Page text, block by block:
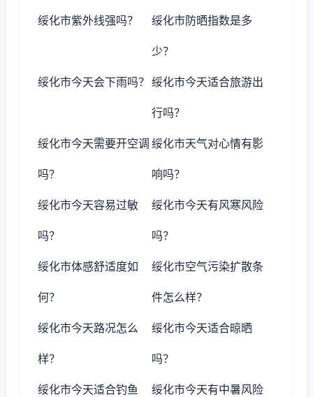
绥化市紫外线强吗？ 绥化市防晒指数是多
少？
绥化市今天会下雨吗？ 绥化市今天适合旅游出
行吗？
绥化市今天需要开空调
吗？
绥化市天气对心情有影
响吗？
绥化市今天容易过敏
吗？
绥化市今天有风寒风险
吗？
绥化市体感舒适度如
何？
绥化市空气污染扩散条
件怎么样？
绥化市今天路况怎么
样？
绥化市今天适合晾晒
吗？
绥化市今天适合钓鱼 绥化市今天有中暑风险